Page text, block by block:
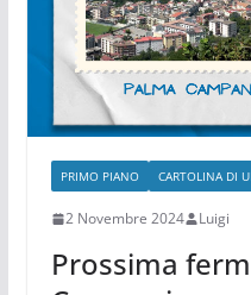
PRIMO PIANO CARTOLINA DI
2 Novembre 2024 Luigi
Prossima